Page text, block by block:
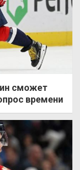
сможет
времени